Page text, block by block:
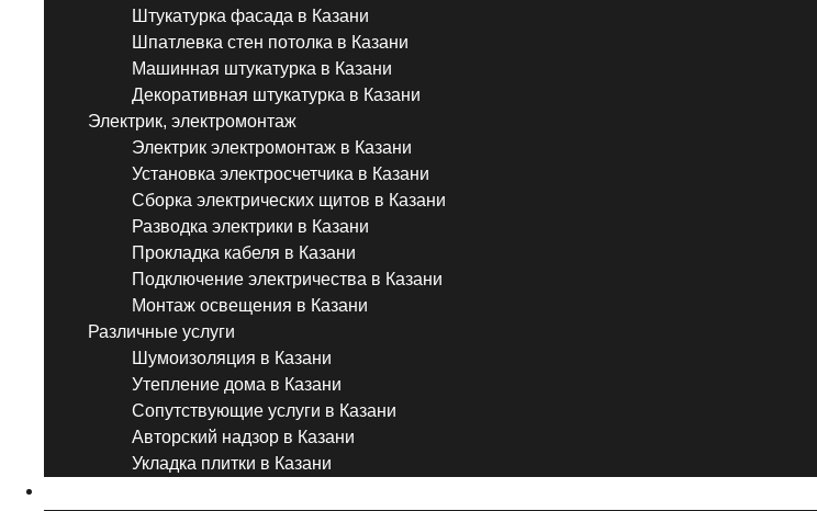
Штукатурка фасада в Казани
Шпатлевка стен потолка в Казани
Машинная штукатурка в Казани
Декоративная штукатурка в Казани
Электрик, электромонтаж
Электрик электромонтаж в Казани
Установка электросчетчика в Казани
Сборка электрических щитов в Казани
Разводка электрики в Казани
Прокладка кабеля в Казани
Подключение электричества в Казани
Монтаж освещения в Казани
Различные услуги
Шумоизоляция в Казани
Утепление дома в Казани
Сопутствующие услуги в Казани
Авторский надзор в Казани
Укладка плитки в Казани